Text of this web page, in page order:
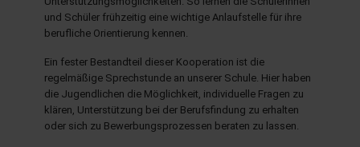
und Schüler frühzeitig eine wichtige Anlaufstelle für ihre
berufliche Orientierung kennen.
Ein fester Bestandteil dieser Kooperation ist die
regelmäßige Sprechstunde an unserer Schule. Hier haben
die Jugendlichen die Möglichkeit, individuelle Fragen zu
klären, Unterstützung bei der Berufsfindung zu erhalten
oder sich zu Bewerbungsprozessen beraten zu lassen.